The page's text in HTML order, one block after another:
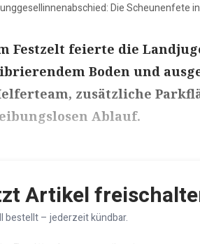
Die Scheunenfete
Festzelt feierte die
Boden und
zusätzliche
Ablauf.
Artikel
bestellt – jederzeit kündbar.